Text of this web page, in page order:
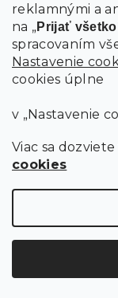
reklamnými a
na „Prijať všetko
spracovaním
Nastavenie
cookies úplne
v „Nastavenie
Viac sa
cookies
HORČICOVÁ
65.60 €